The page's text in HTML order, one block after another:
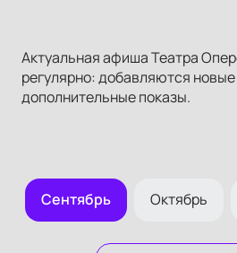
Актуальная афиша Театра
регулярно: добавляются новые
дополнительные показы.
Сентябрь Октябрь